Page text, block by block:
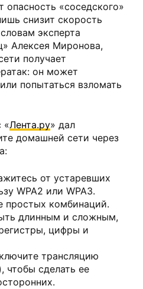
«соседского»
снизит скорость
эксперта
Алексея Миронова,
получает
он может
попытаться взломать
«Лента.ру» дал
домашней сети через
от устаревших
WPA2 или WPA3.
простых комбинаций.
длинным и сложным,
цифры и
трансляцию
чтобы сделать ее